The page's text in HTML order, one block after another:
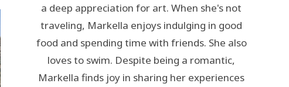
a deep appreciation for art. When she's not
traveling, Markella enjoys indulging in good
food and spending time with friends. She also
loves to swim. Despite being a romantic,
Markella finds joy in sharing her experiences